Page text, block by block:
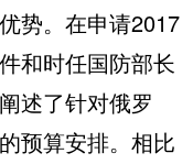
势。在申请2017
和时任国防部长
述了针对俄罗
预算安排。相比